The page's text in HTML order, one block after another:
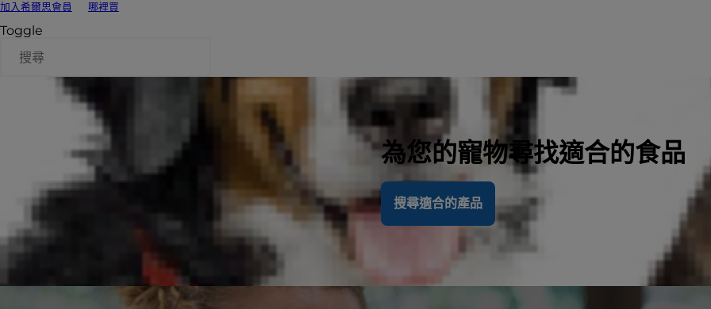
加入希爾思會員 哪裡買
Toggle
為您的寵物尋找適合的食品
搜尋適合的產品